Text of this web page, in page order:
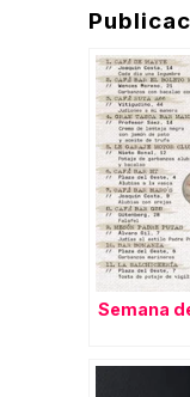
Semana